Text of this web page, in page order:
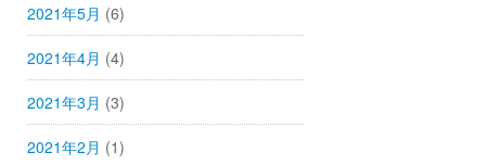
2021年5月 (6)
2021年4月 (4)
2021年3月 (3)
2021年2月 (1)